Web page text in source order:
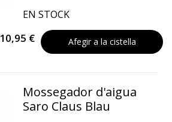
EN STOCK
10,95 € Afegir a la cistella
Mossegador d'aigua
Saro Claus Blau